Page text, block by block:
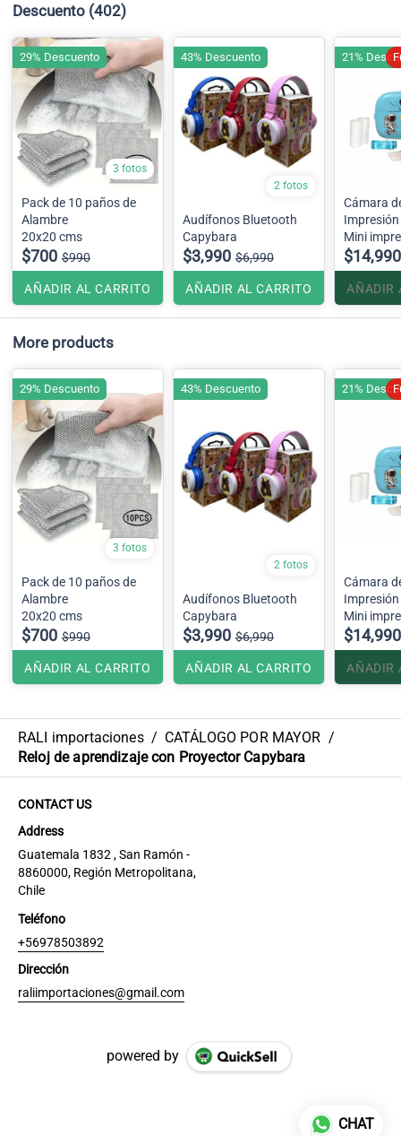
Descuento (402)
3 fotos
Pack de 10 paños de
Alambre
20x20 cms
$700 $990
AÑADIR AL CARRITO
29% Descuento
2 fotos
Audífonos Bluetooth
Capybara
$3,990 $6,990
AÑADIR AL CARRITO
43% Descuento
Cámara
Mini
para
$14,990
AÑADIR
21%
More products
3 fotos
Pack de 10 paños de
Alambre
20x20 cms
$700 $990
AÑADIR AL CARRITO
29% Descuento
2 fotos
Audífonos Bluetooth
Capybara
$3,990 $6,990
AÑADIR AL CARRITO
43% Descuento
Cámara
Mini
para
$14,990
AÑADIR
21%
RALI importaciones / CATÁLOGO POR MAYOR /
Reloj de aprendizaje con Proyector Capybara
CONTACT US
Address
Guatemala 1832 , San Ramón -
8860000, Región Metropolitana,
Chile
Teléfono
+56978503892
Dirección
raliimportaciones@gmail.com
powered by
CHAT